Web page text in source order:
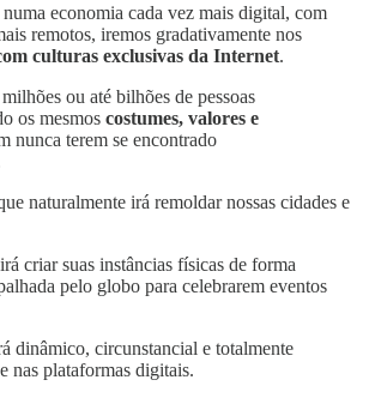
economia cada vez mais digital, com
remotos, iremos gradativamente nos
culturas exclusivas da Internet.
ou até bilhões de pessoas
os mesmos costumes, valores e
nunca terem se encontrado
naturalmente irá remoldar nossas cidades e
criar suas instâncias físicas de forma
pelo globo para celebrarem eventos
dinâmico, circunstancial e totalmente
nas plataformas digitais.